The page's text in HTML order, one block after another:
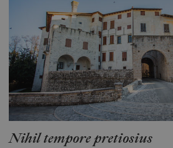
Nihil tempore pretiosius